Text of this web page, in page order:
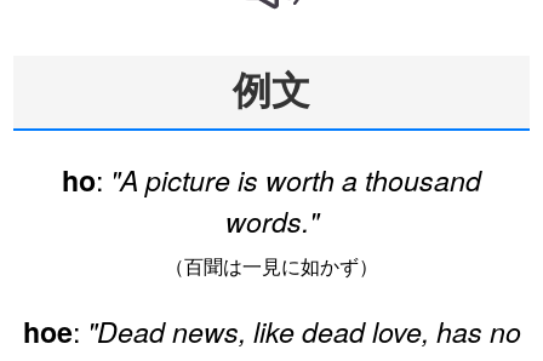
例文
ho: "A picture is worth a thousand
words."
（百聞は一見に如かず）
hoe: "Dead news, like dead love, has no